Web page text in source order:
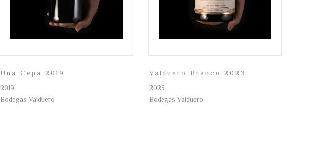
Una Cepa 2019
2019
Bodegas Valduero
Valduero Branco 2023
2023
Bodegas Valduero